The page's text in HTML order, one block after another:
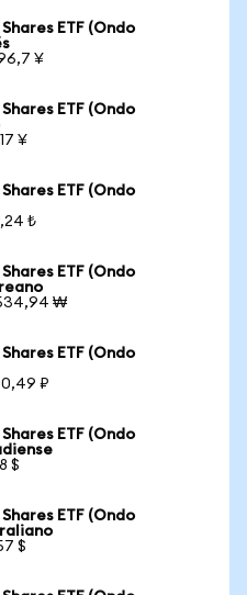
ETF (Ondo
¥
ETF (Ondo
¥
ETF (Ondo
₺
ETF (Ondo
₩
ETF (Ondo
₽
ETF (Ondo
$
ETF (Ondo
$